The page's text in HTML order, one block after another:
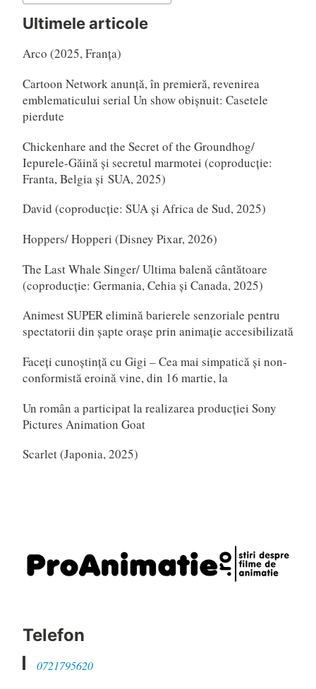
Ultimele articole
Arco (2025, Franța)
Cartoon Network anunță, în premieră, revenirea
emblematicului serial Un show obișnuit: Casetele
pierdute
Chickenhare and the Secret of the Groundhog/
Iepurele-Găină și secretul marmotei (coproducție:
Franta, Belgia și SUA, 2025)
David (coproducție: SUA și Africa de Sud, 2025)
Hoppers/ Hopperi (Disney Pixar, 2026)
The Last Whale Singer/ Ultima balenă cântătoare
(coproducție: Germania, Cehia și Canada, 2025)
Animest SUPER elimină barierele senzoriale pentru
spectatorii din șapte orașe prin animație accesibilizată
Faceți cunoștință cu Gigi – Cea mai simpatică și non-
conformistă eroină vine, din 16 martie, la
Un român a participat la realizarea producției Sony
Pictures Animation Goat
Scarlet (Japonia, 2025)
Telefon
0721795620